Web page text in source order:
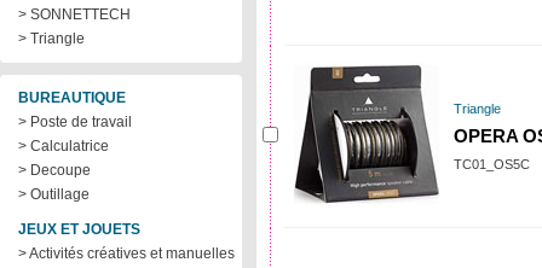
> SONNETTECH
> Triangle
BUREAUTIQUE
> Poste de travail
> Calculatrice
> Decoupe
> Outillage
JEUX ET JOUETS
> Activités créatives et manuelles
Triangle
OPERA
TC01_OS5C